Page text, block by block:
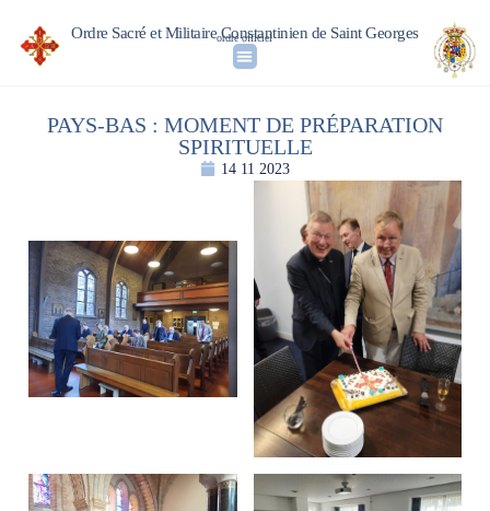
Ordre Sacré et Militaire Constantinien de Saint Georges
ordre officiel
PAYS-BAS : MOMENT DE PRÉPARATION
SPIRITUELLE
14 11 2023